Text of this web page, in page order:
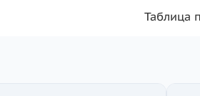
Таблица